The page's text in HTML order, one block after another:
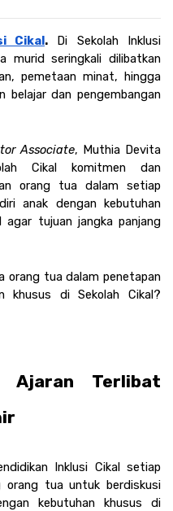
Cikal. Di Sekolah Inklusi
murid seringkali dilibatkan
pemetaan minat, hingga
belajar dan pengembangan
Associate, Muthia Devita
Cikal komitmen dan
orang tua dalam setiap
anak dengan kebutuhan
agar tujuan jangka panjang
orang tua dalam penetapan
khusus di Sekolah Cikal?
Ajaran Terlibat
Inklusi Cikal setiap
orang tua untuk berdiskusi
kebutuhan khusus di